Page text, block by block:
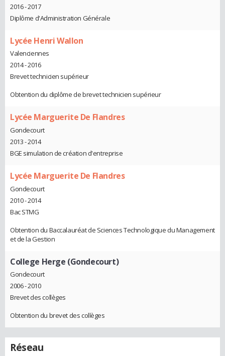
2016 - 2017
Diplôme d'Administration Générale
Lycée Henri Wallon
Valenciennes
2014 - 2016
Brevet technicien supérieur
Obtention du diplôme de brevet technicien supérieur
Lycée Marguerite De Flandres
Gondecourt
2013 - 2014
BGE simulation de création d'entreprise
Lycée Marguerite De Flandres
Gondecourt
2010 - 2014
Bac STMG
Obtention du Baccalauréat de Sciences Technologique du Management
et de la Gestion
College Herge (Gondecourt)
Gondecourt
2006 - 2010
Brevet des collèges
Obtention du brevet des collèges
Réseau